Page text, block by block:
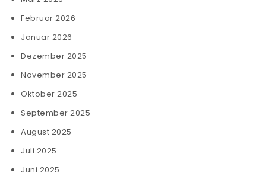
Februar 2026
Januar 2026
Dezember 2025
November 2025
Oktober 2025
September 2025
August 2025
Juli 2025
Juni 2025